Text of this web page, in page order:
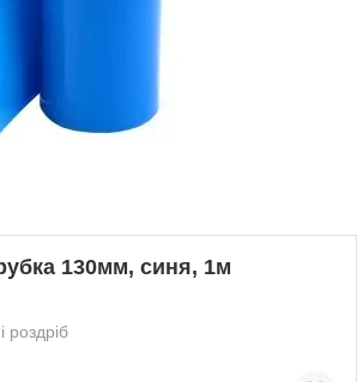
130мм, синя, 1м
роздріб